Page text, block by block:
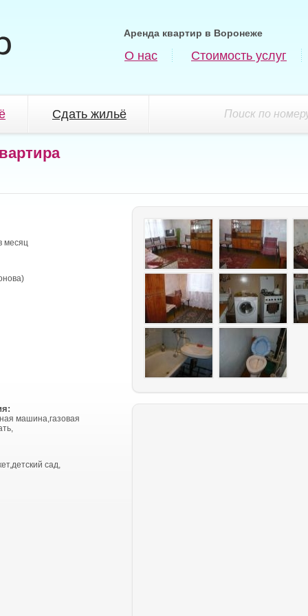
Аренда квартир в Воронеже
О нас Стоимость услуг
Поиск по
Сдать жильё
месяц
машина,газовая
сад,